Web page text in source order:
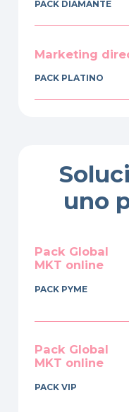
PACK DIAMANTE
Marketing
PACK PLATINO
uno
Pack Global
MKT online
PACK PYME
Pack Global
MKT online
PACK VIP